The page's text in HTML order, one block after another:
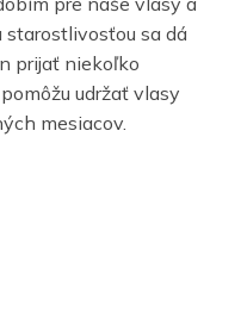
starostlivosťou sa dá
prijať niekoľko
udržať vlasy
mesiacov.